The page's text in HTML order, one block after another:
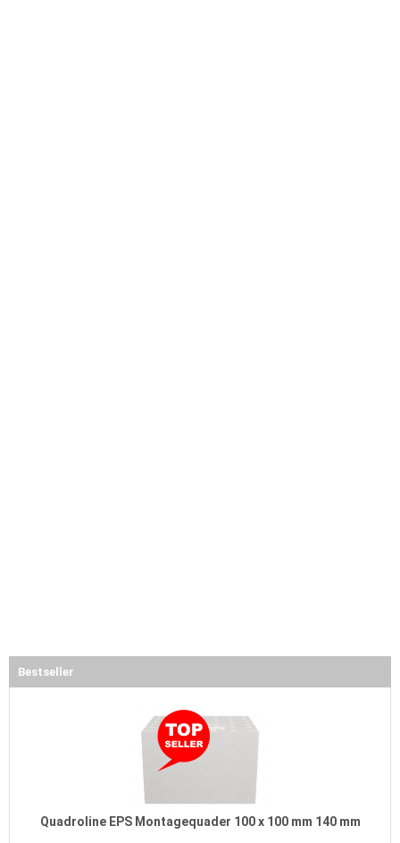
Bestseller
Quadroline EPS Montagequader 100 x 100 mm 140 mm